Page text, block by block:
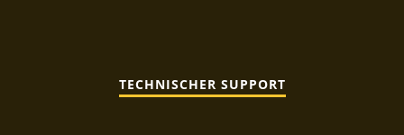
TECHNISCHER SUPPORT